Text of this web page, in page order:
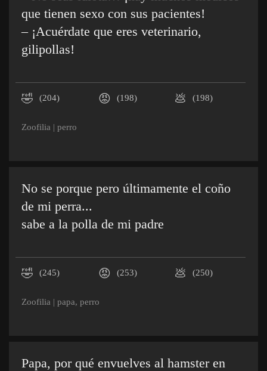
que tienen sexo con sus pacientes!
– ¡Acuérdate que eres veterinario,
gilipollas!
🤣 (204) 😡 (198) 💩 (198)
Zoofilia | perro
No se porque pero últimamente el coño
de mi perra...
sabe a la polla de mi padre
🤣 (245) 😡 (253) 💩 (250)
Zoofilia | papa, perro
Papa, por qué envuelves al hamster en